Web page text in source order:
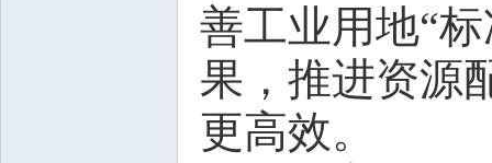
善工业用地“
果，推进资源
更高效。